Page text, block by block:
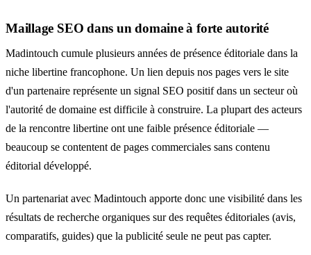
Maillage SEO dans un domaine à forte autorité
Madintouch cumule plusieurs années de présence éditoriale dans la
niche libertine francophone. Un lien depuis nos pages vers le site
d'un partenaire représente un signal SEO positif dans un secteur où
l'autorité de domaine est difficile à construire. La plupart des acteurs
de la rencontre libertine ont une faible présence éditoriale —
beaucoup se contentent de pages commerciales sans contenu
éditorial développé.
Un partenariat avec Madintouch apporte donc une visibilité dans les
résultats de recherche organiques sur des requêtes éditoriales (avis,
comparatifs, guides) que la publicité seule ne peut pas capter.